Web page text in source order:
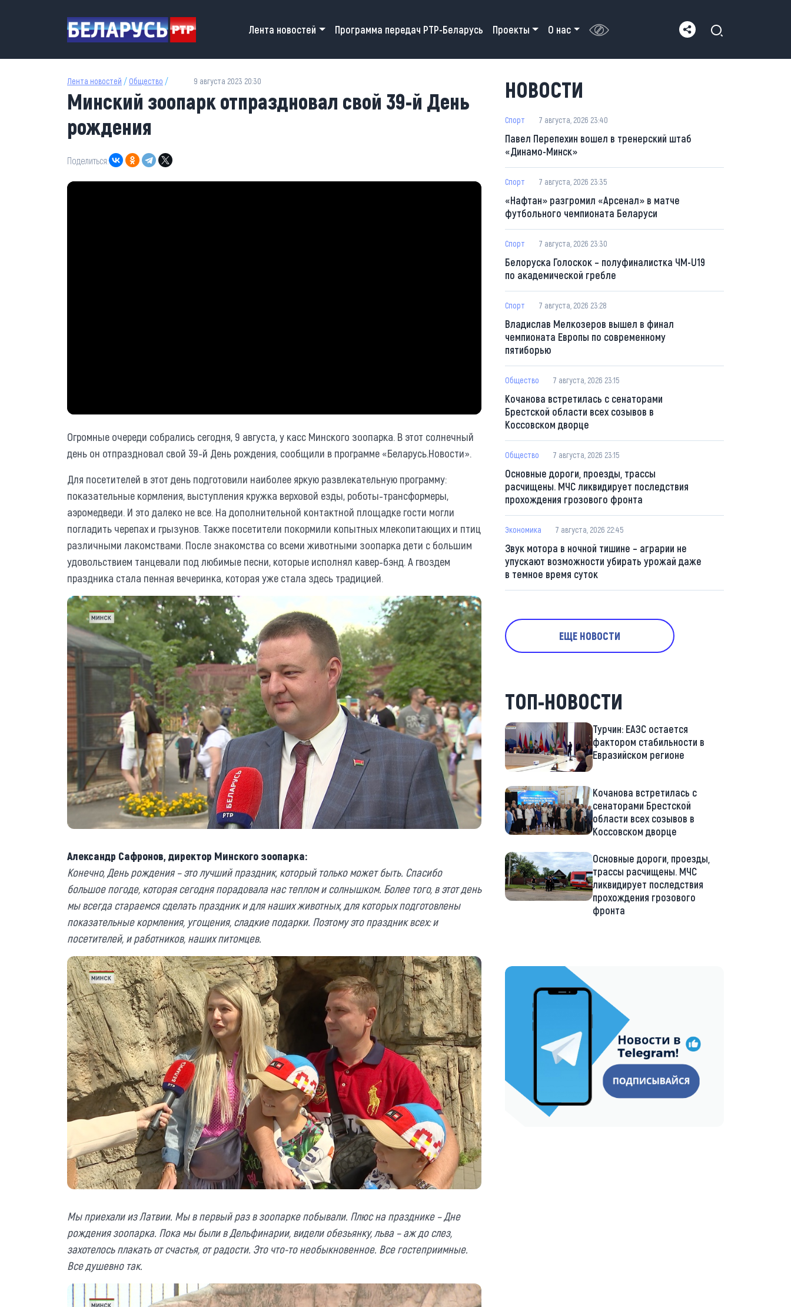
Main navigation
Лента новостей Программа передач РТР-Беларусь Проекты О нас
Лента новостей / Общество / 9 августа 2023 20:30
Минский зоопарк отпраздновал свой 39-й День
рождения
Поделиться:
Огромные очереди собрались сегодня, 9 августа, у касс Минского зоопарка. В этот солнечный
день он отпраздновал свой 39-й День рождения, сообщили в программе «Беларусь.Новости».
Для посетителей в этот день подготовили наиболее яркую развлекательную программу:
показательные кормления, выступления кружка верховой езды, роботы-трансформеры,
аэромедведи. И это далеко не все. На дополнительной контактной площадке гости могли
погладить черепах и грызунов. Также посетители покормили копытных млекопитающих и птиц
различными лакомствами. После знакомства со всеми животными зоопарка дети с большим
удовольствием танцевали под любимые песни, которые исполнял кавер-бэнд. А гвоздем
праздника стала пенная вечеринка, которая уже стала здесь традицией.
Александр Сафронов, директор Минского зоопарка:
Конечно, День рождения – это лучший праздник, который только может быть. Спасибо
большое погоде, которая сегодня порадовала нас теплом и солнышком. Более того, в этот день
мы всегда стараемся сделать праздник и для наших животных, для которых подготовлены
показательные кормления, угощения, сладкие подарки. Поэтому это праздник всех: и
посетителей, и работников, наших питомцев.
Мы приехали из Латвии. Мы в первый раз в зоопарке побывали. Плюс на празднике – Дне
рождения зоопарка. Пока мы были в Дельфинарии, видели обезьянку, льва – аж до слез,
захотелось плакать от счастья, от радости. Это что-то необыкновенное. Все гостеприимные.
Все душевно так.
НОВОСТИ
Спорт 7 августа, 2026 23:40
Павел Перепехин вошел в тренерский штаб
«Динамо-Минск»
Спорт 7 августа, 2026 23:35
«Нафтан» разгромил «Арсенал» в матче
футбольного чемпионата Беларуси
Спорт 7 августа, 2026 23:30
Белоруска Голоскок – полуфиналистка ЧМ-U19
по академической гребле
Спорт 7 августа, 2026 23:28
Владислав Мелкозеров вышел в финал
чемпионата Европы по современному
пятиборью
Общество 7 августа, 2026 23:15
Кочанова встретилась с сенаторами
Брестской области всех созывов в
Коссовском дворце
Общество 7 августа, 2026 23:15
Основные дороги, проезды, трассы
расчищены. МЧС ликвидирует последствия
прохождения грозового фронта
Экономика 7 августа, 2026 22:45
Звук мотора в ночной тишине – аграрии не
упускают возможности убирать урожай даже
в темное время суток
ЕЩЕ НОВОСТИ
ТОП-НОВОСТИ
Турчин: ЕАЭС остается
фактором стабильности в
Евразийском регионе
Кочанова встретилась с
сенаторами Брестской
области всех созывов в
Коссовском дворце
Основные дороги, проезды,
трассы расчищены. МЧС
ликвидирует последствия
прохождения грозового
фронта
https://t.me/minskctvby